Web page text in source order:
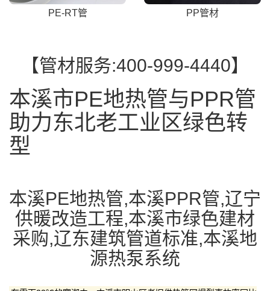
PE-RT管 PP管材
【管材服务:400-999-4440】
本溪市PE地热管与PPR管
助力东北老工业区绿色转
型
本溪PE地热管,本溪PPR管,辽宁
供暖改造工程,本溪市绿色建材
采购,辽东建筑管道标准,本溪地
源热泵系统